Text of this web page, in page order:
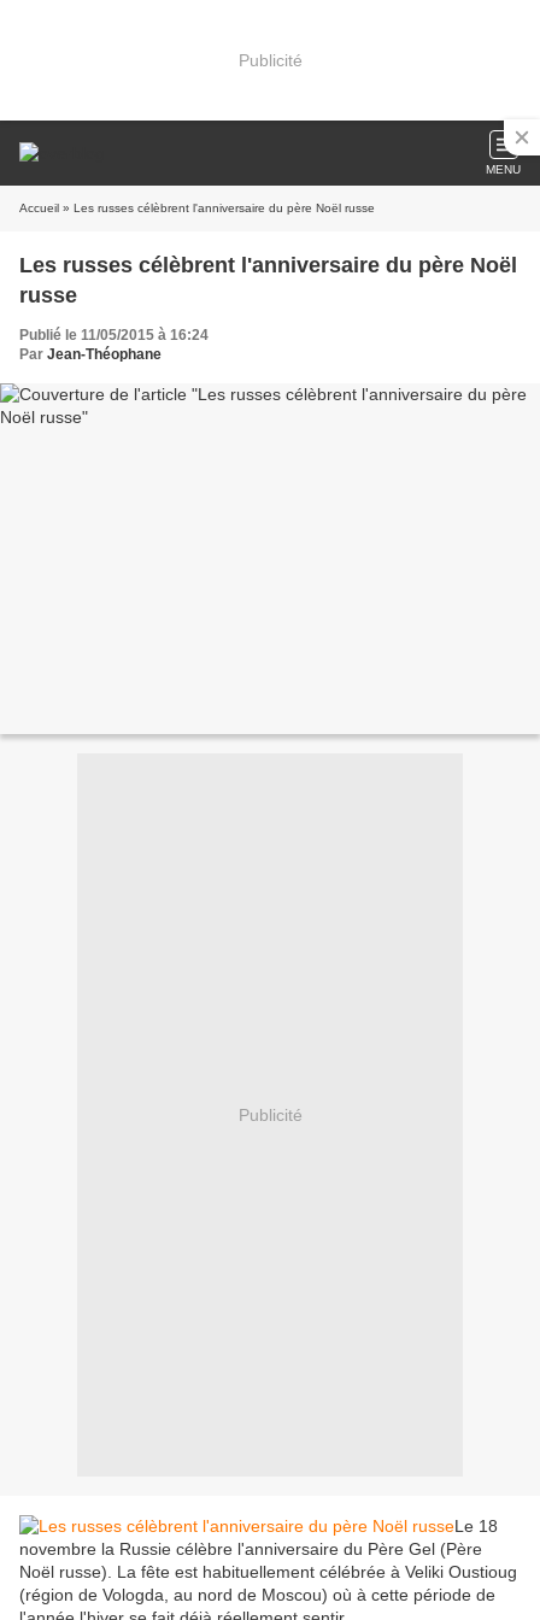
Publicité
MENU
Accueil » Les russes célèbrent l'anniversaire du père Noël russe
Les russes célèbrent l'anniversaire du père Noël
russe
Publié le 11/05/2015 à 16:24
Par Jean-Théophane
Publicité
Le 18
novembre la Russie célèbre l'anniversaire du Père Gel (Père
Noël russe). La fête est habituellement célébrée à Veliki Oustioug
(région de Vologda, au nord de Moscou) où à cette période de